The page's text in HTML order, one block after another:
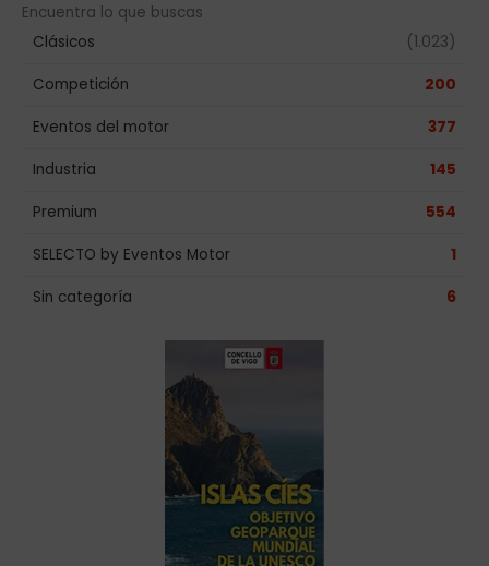
Encuentra lo que buscas
Clásicos
(1.023)
Competición 200
Eventos del motor 377
Industria 145
Premium 554
SELECTO by Eventos Motor 1
Sin categoría 6